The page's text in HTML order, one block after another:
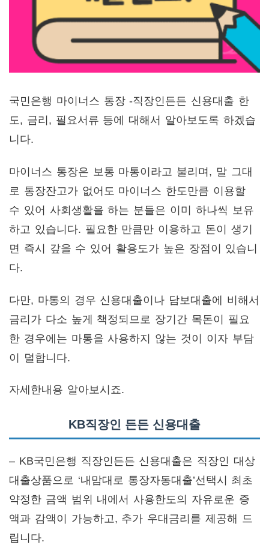
국민은행 마이너스 통장 -직장인든든 신용대출 한
도, 금리, 필요서류 등에 대해서 알아보도록 하겠습
니다.
마이너스 통장은 보통 마통이라고 불리며, 말 그대
로 통장잔고가 없어도 마이너스 한도만큼 이용할
수 있어 사회생활을 하는 분들은 이미 하나씩 보유
하고 있습니다. 필요한 만큼만 이용하고 돈이 생기
면 즉시 갚을 수 있어 활용도가 높은 장점이 있습니
다.
다만, 마통의 경우 신용대출이나 담보대출에 비해서
금리가 다소 높게 책정되므로 장기간 목돈이 필요
한 경우에는 마통을 사용하지 않는 것이 이자 부담
이 덜합니다.
자세한내용 알아보시죠.
KB직장인 든든 신용대출
– KB국민은행 직장인든든 신용대출은 직장인 대상
대출상품으로 ‘내맘대로 통장자동대출’선택시 최초
약정한 금액 범위 내에서 사용한도의 자유로운 증
액과 감액이 가능하고, 추가 우대금리를 제공해 드
립니다.